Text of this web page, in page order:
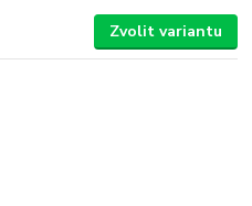
Zvolit variantu